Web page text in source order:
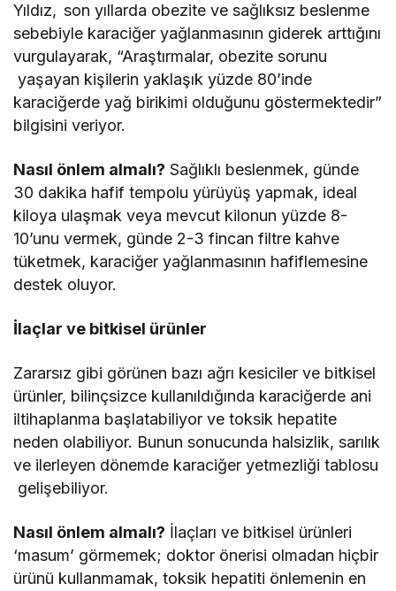
Yıldız, son yıllarda obezite ve sağlıksız beslenme
sebebiyle karaciğer yağlanmasının giderek arttığını
vurgulayarak, “Araştırmalar, obezite sorunu
yaşayan kişilerin yaklaşık yüzde 80’inde
karaciğerde yağ birikimi olduğunu göstermektedir”
bilgisini veriyor.
Nasıl önlem almalı? Sağlıklı beslenmek, günde
30 dakika hafif tempolu yürüyüş yapmak, ideal
kiloya ulaşmak veya mevcut kilonun yüzde 8-
10’unu vermek, günde 2-3 fincan filtre kahve
tüketmek, karaciğer yağlanmasının hafiflemesine
destek oluyor.
İlaçlar ve bitkisel ürünler
Zararsız gibi görünen bazı ağrı kesiciler ve bitkisel
ürünler, bilinçsizce kullanıldığında karaciğerde ani
iltihaplanma başlatabiliyor ve toksik hepatite
neden olabiliyor. Bunun sonucunda halsizlik, sarılık
ve ilerleyen dönemde karaciğer yetmezliği tablosu
gelişebiliyor.
Nasıl önlem almalı? İlaçları ve bitkisel ürünleri
‘masum’ görmemek; doktor önerisi olmadan hiçbir
ürünü kullanmamak, toksik hepatiti önlemenin en